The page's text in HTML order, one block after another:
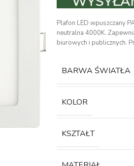
Plafon LED wpuszczany
neutralna 4000K.
biurowych i publicznych.
BARWA ŚWIATŁA
KOLOR
KSZTAŁT